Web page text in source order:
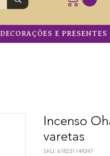
DECORAÇÕES E PRESENTES
Incenso
varetas
SKU: 618231149247